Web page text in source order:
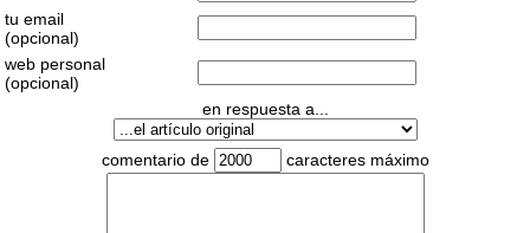
tu email
(opcional)
web personal
(opcional)
en respuesta a...
comentario de caracteres máximo